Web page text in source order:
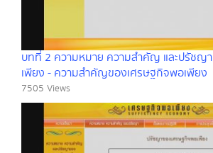
บทที่ 2 ความหมาย ความสำคัญ และปรัชญ
เพียง - ความสำคัญของเศรษฐกิจพอเพียง
7505 Views